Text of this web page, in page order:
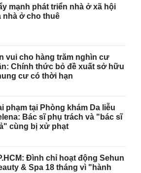
mạnh phát triển nhà ở xã hội
nhà ở cho thuê
vui cho hàng trăm nghìn cư
Chính thức bỏ đề xuất sở hữu
cư có thời hạn
phạm tại Phòng khám Da liễu
Bác sĩ phụ trách và "bác sĩ
cùng bị xử phạt
Đình chỉ hoạt động Sehun
& Spa 18 tháng vì "hành